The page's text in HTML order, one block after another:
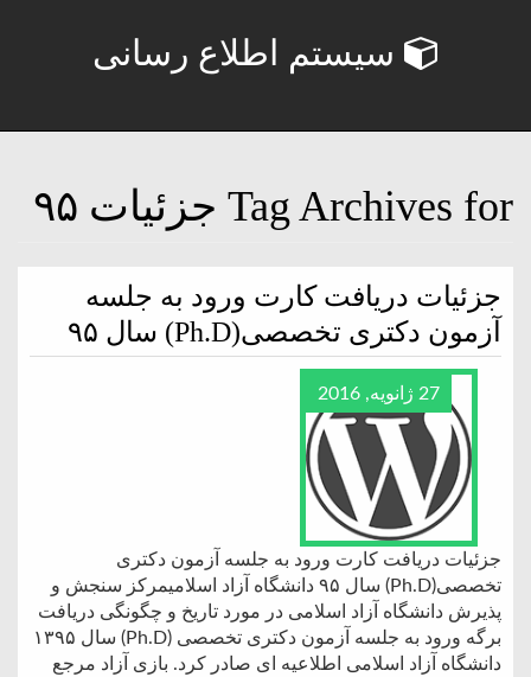
سیستم اطلاع رسانی
Tag Archives for جزئیات ۹۵
جزئیات دریافت کارت ورود به جلسه
آزمون دکتری تخصصی(Ph.D) سال ۹۵
27 ژانویه, 2016
جزئیات دریافت کارت ورود به جلسه آزمون دکتری
تخصصی(Ph.D) سال ۹۵ دانشگاه آزاد اسلامیمرکز سنجش و
پذیرش دانشگاه آزاد اسلامی در مورد تاریخ و چگونگی دریافت
برگه ورود به جلسه آزمون دکتری تخصصی (Ph.D) سال ۱۳۹۵
دانشگاه آزاد اسلامی اطلاعیه ای صادر کرد. بازی آزاد مرجع